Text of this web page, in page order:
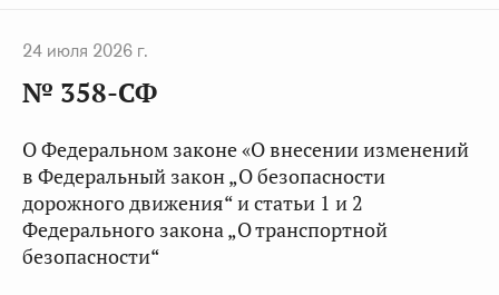
24 июля 2026 г.
№ 358-СФ
О Федеральном законе «О внесении изменений
в Федеральный закон „О безопасности
дорожного движения“ и статьи 1 и 2
Федерального закона „О транспортной
безопасности“